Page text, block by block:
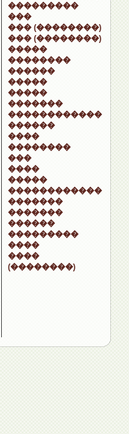
���������
���
��� (��������)
��� (��������)
�����
��������
������
�����
�����
�������
������������
������
����
��������
���
����
�����
������������
�������
�������
������
���������
����
����
(��������)